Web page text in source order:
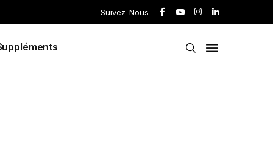
Suivez-Nous